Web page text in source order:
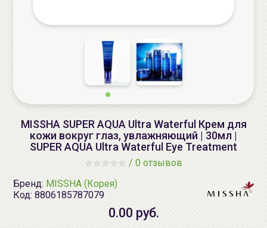
MISSHA SUPER AQUA Ultra Waterful Крем для
кожи вокруг глаз, увлажняющий | 30мл |
SUPER AQUA Ultra Waterful Eye Treatment
/ 0 отзывов
Бренд: MISSHA (Корея)
Код: 8806185787079
0.00 руб.